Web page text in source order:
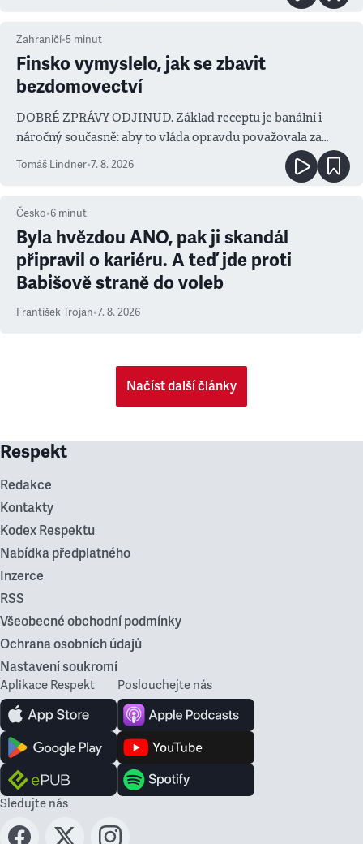
Zahraničí•5 minut
Finsko vymyslelo, jak se zbavit
bezdomovectví
DOBRÉ ZPRÁVY ODJINUD. Základ receptu je banální i
náročný současně: aby to vláda opravdu považovala za
prioritu
Tomáš Lindner•7. 8. 2026
Česko•6 minut
Byla hvězdou ANO, pak ji skandál
připravil o kariéru. A teď jde proti
Babišově straně do voleb
František Trojan•7. 8. 2026
Načíst další články
Respekt
Redakce
Kontakty
Kodex Respektu
Nabídka předplatného
Inzerce
RSS
Všeobecné obchodní podmínky
Ochrana osobních údajů
Nastavení soukromí
Aplikace Respekt Poslouchejte nás
Sledujte nás